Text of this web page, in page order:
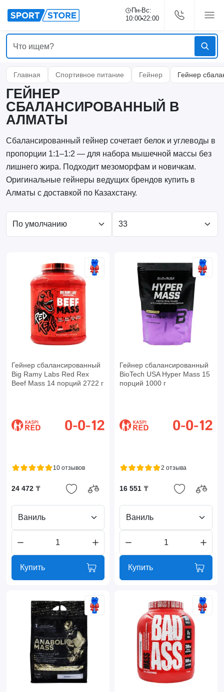
Пн-Вс:
10:00 22:00
Главная Спортивное питание Гейнер Гейнер
ГЕЙНЕР
СБАЛАНСИРОВАННЫЙ В
АЛМАТЫ
Сбалансированный гейнер сочетает белок и углеводы в
пропорции 1:1–1:2 — для набора мышечной массы без
лишнего жира. Подходит мезоморфам и новичкам.
Оригинальные гейнеры ведущих брендов купить в
Алматы с доставкой по Казахстану.
Гейнер сбалансированный
Big Ramy Labs Red Rex
Beef Mass 14 порций 2722 г
10 отзывов
24 472 ₸
Ваниль
Купить
Гейнер сбалансированный
BioTech USA Hyper Mass 15
порций 1000 г
2 отзыва
16 551 ₸
Ваниль
Купить